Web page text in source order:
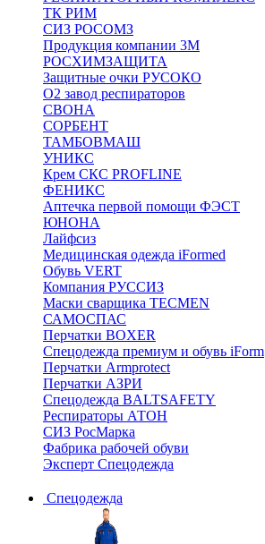
ТК РИМ
СИЗ РОСОМЗ
Продукция компании 3M
РОСХИМЗАЩИТА
Защитные очки РУСОКО
О2 завод респираторов
СВОНА
СОРБЕНТ
ТАМБОВМАШ
УНИКС
Крем СКС PROFLINE
ФЕНИКС
Аптечка первой помощи ФЭСТ
ЮНОНА
Лайфсиз
Медицинская одежда iFormed
Обувь VERT
Компания РУССИЗ
Маски сварщика TECMEN
САМОСПАС
Перчатки BOXER
Спецодежда премиум и обувь iForm
Перчатки Armprotect
Перчатки АЗРИ
Спецодежда BALTSAFETY
Респираторы АТОН
СИЗ РосМарка
Фабрика рабочей обуви
Эксперт Спецодежда
Спецодежда